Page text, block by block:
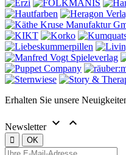
Erhalten Sie unsere
Newsletter  